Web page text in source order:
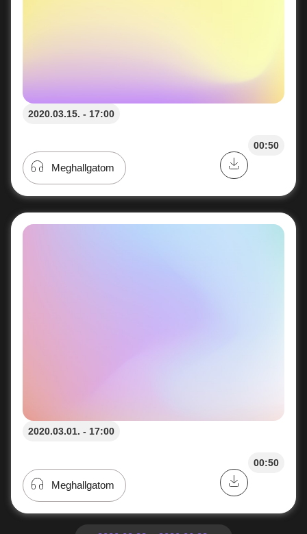
2020.03.15. - 17:00
00:50
Meghallgatom
2020.03.01. - 17:00
00:50
Meghallgatom